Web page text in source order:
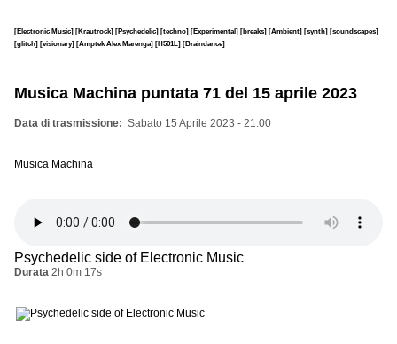
[Electronic Music] [Krautrock] [Psychedelic] [techno] [Experimental] [breaks] [Ambient] [synth] [soundscapes]
[glitch] [visionary] [Amptek Alex Marenga] [H501L] [Braindance]
Musica Machina puntata 71 del 15 aprile 2023
Data di trasmissione Sabato 15 Aprile 2023 - 21:00
Musica Machina
Psychedelic side of Electronic Music
Durata 2h 0m 17s